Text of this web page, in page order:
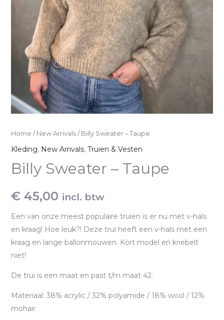
Home / New Arrivals/ Billy Sweater – Taupe
Kleding, New Arrivals, Truien & Vesten
Billy Sweater – Taupe
€45,00 incl. btw
Een van onze meest populaire truien is er nu met v-hals
en kraag! Hoe leuk?! Deze trui heeft een v-hals met een
kraag en lange ballonmouwen. Kort model en kriebelt
niet!
De trui is een maat en past t/m maat 42.
Materiaal: 38% acrylic / 32% polyamide / 18% wool / 12%
mohair